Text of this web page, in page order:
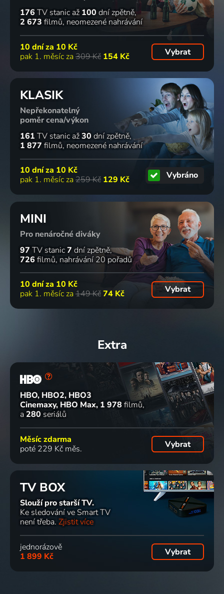
176 TV stanic až 100 dní zpětně
2 673 filmů neomezené nahrávání
10 dní za 10 Kč
pak 1. měsíc za 309 Kč 154 Kč Vybrat
KLASIK
Nepřekonatelný
poměr cena/výkon
161 TV stanic až30 dní zpětně
1 877 filmů neomezené nahrávání
10 dní za 10 Kč
pak 1. měsíc za 259 Kč 129 Kč Vybráno
MINI
Pro nenáročné diváky
97 TV stanic7 dní zpětně
726 filmů nahrávání 20 pořadů
10 dní za 10 Kč
pak 1. měsíc za 149 Kč74 Kč Vybrat
Extra
HBO, HBO2, HBO3
Cinemaxy, HBO Max 1 978 filmů
a 280 seriálů
Měsíc zdarma
poté 229 Kč měs.
Vybrat
TV BOX
Slouží pro starší TV.
Ke sledování ve Smart TV
není třeba. Zjistit více
jednorázově
1 899 Kč
Vybrat